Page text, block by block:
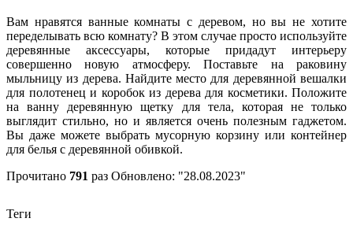
Вам нравятся ванные комнаты с деревом, но вы не хотите
переделывать всю комнату? В этом случае просто используйте
деревянные аксессуары, которые придадут интерьеру
совершенно новую атмосферу. Поставьте на раковину
мыльницу из дерева. Найдите место для деревянной вешалки
для полотенец и коробок из дерева для косметики. Положите
на ванну деревянную щетку для тела, которая не только
выглядит стильно, но и является очень полезным гаджетом.
Вы даже можете выбрать мусорную корзину или контейнер
для белья с деревянной обивкой.
Прочитано 791 раз Обновлено: "28.08.2023"
Теги